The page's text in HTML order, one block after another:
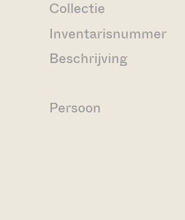
Collectie
Inventarisnummer
Beschrijving
Persoon